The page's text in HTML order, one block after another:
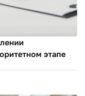
этапе